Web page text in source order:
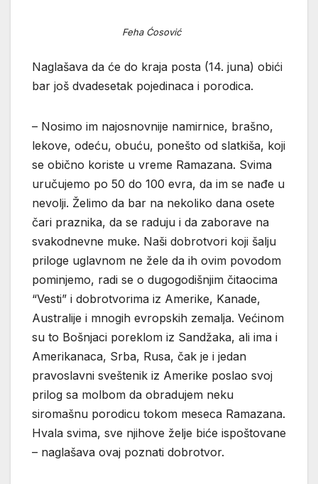
Feha Ćosović
Naglašava da će do kraja posta (14. juna) obići
bar još dvadesetak pojedinaca i porodica.
– Nosimo im najosnovnije namirnice, brašno,
lekove, odeću, obuću, ponešto od slatkiša, koji
se obično koriste u vreme Ramazana. Svima
uručujemo po 50 do 100 evra, da im se nađe u
nevolji. Želimo da bar na nekoliko dana osete
čari praznika, da se raduju i da zaborave na
svakodnevne muke. Naši dobrotvori koji šalju
priloge uglavnom ne žele da ih ovim povodom
pominjemo, radi se o dugogodišnjim čitaocima
“Vesti” i dobrotvorima iz Amerike, Kanade,
Australije i mnogih evropskih zemalja. Većinom
su to Bošnjaci poreklom iz Sandžaka, ali ima i
Amerikanaca, Srba, Rusa, čak je i jedan
pravoslavni sveštenik iz Amerike poslao svoj
prilog sa molbom da obradujem neku
siromašnu porodicu tokom meseca Ramazana.
Hvala svima, sve njihove želje biće ispoštovane
– naglašava ovaj poznati dobrotvor.